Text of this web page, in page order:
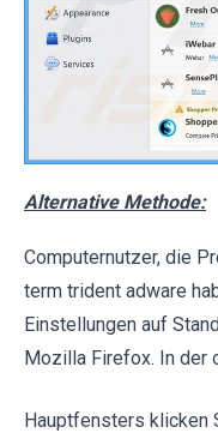
Alternative Methode:
Computernutzer, die
term trident adware
Einstellungen auf
Mozilla Firefox. In der
Hauptfensters klicken